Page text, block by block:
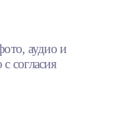
аудио и
согласия